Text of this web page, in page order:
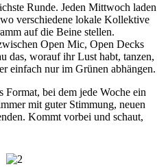
Runde. Jeden Mittwoch laden
verschiedene lokale Kollektive
auf die Beine stellen.
Open Mic, Open Decks
das, worauf ihr Lust habt, tanzen,
einfach nur im Grünen abhängen.
bei dem jede Woche ein
mit guter Stimmung, neuen
Kommt vorbei und schaut,